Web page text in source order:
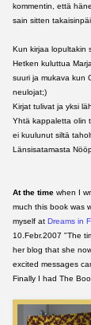
kommentin, että
sain sitten
Kun kirjaa lopultakin
Hetken kuluttua
suuri ja mukava kun
neulojat;)
Kirjat tulivat ja yksi
Yhtä kappaletta olin
ei kuulunut siltä
Länsisatamasta
At the time when I
much this book was
myself at Dreams in
10.Febr.2007 "The
her blog that she
excited messages
Finally I had The